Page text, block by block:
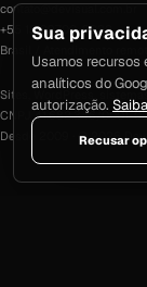
contato@devisual.com.br
+55 13 99700-9332
Brasil / Atendimento remoto
Sites, WordPress,
CNPJ 41.682.346/0001-
Desde 2009 · © 2026
Sua
Usamos recursos
analíticos do
autorização.
Recusar